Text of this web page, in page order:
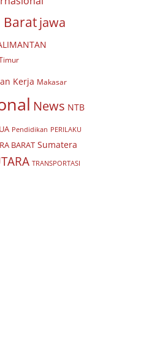
Baratjawa
Kerja Makasar
News NTB
Pendidikan PERILAKU
BARAT Sumatera
TRANSPORTASI